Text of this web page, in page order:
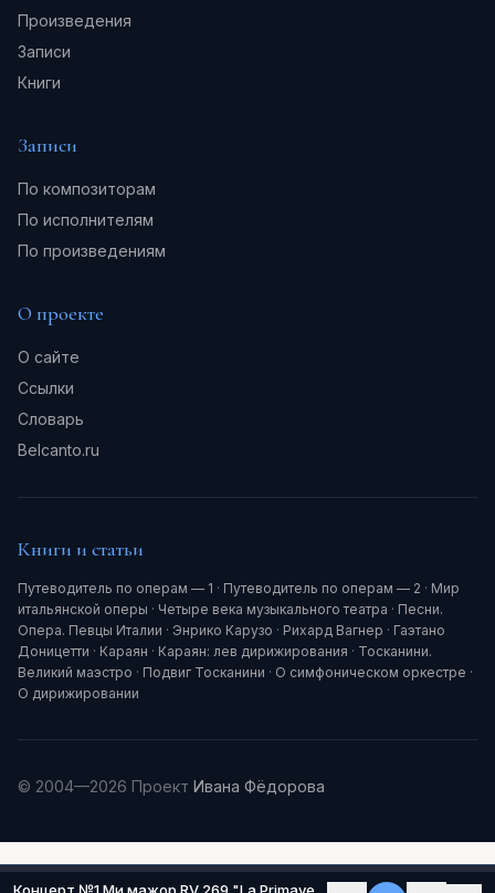
Произведения
Записи
Книги
Записи
По композиторам
По исполнителям
По произведениям
О проекте
О сайте
Ссылки
Словарь
Belcanto.ru
Книги и статьи
Путеводитель по операм — 1 · Путеводитель по операм — 2 · Мир
итальянской оперы · Четыре века музыкального театра · Песни.
Опера. Певцы Италии · Энрико Карузо · Рихард Вагнер · Гаэтано
Доницетти · Караян · Караян: лев дирижирования · Тосканини.
Великий маэстро · Подвиг Тосканини · О симфоническом оркестре ·
О дирижировании
© 2004—2026 Проект Ивана Фёдорова